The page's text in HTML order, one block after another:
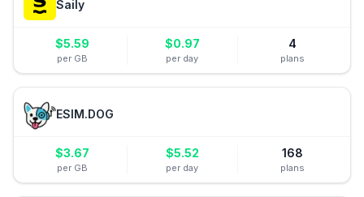
Saily
$5.59
per GB
$0.97
per day
4
plans
ESIM.DOG
$3.67
per GB
$5.52
per day
168
plans